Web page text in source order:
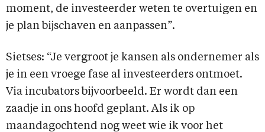
moment, de investeerder weten te overtuigen en
je plan bijschaven en aanpassen”.
Sietses: “Je vergroot je kansen als ondernemer als
je in een vroege fase al investeerders ontmoet.
Via incubators bijvoorbeeld. Er wordt dan een
zaadje in ons hoofd geplant. Als ik op
maandagochtend nog weet wie ik voor het